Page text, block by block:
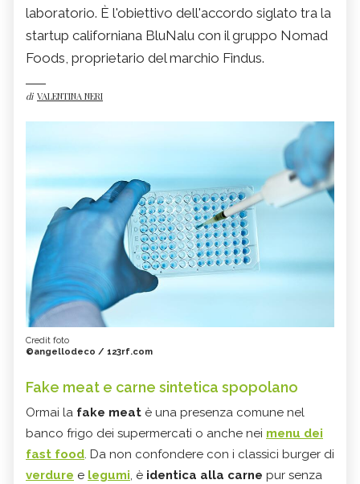
laboratorio. È l'obiettivo dell'accordo siglato tra la
startup californiana BluNalu con il gruppo Nomad
Foods, proprietario del marchio Findus.
di VALENTINA NERI
Credit foto
©angellodeco / 123rf.com
Fake meat e carne sintetica spopolano
Ormai la fake meat è una presenza comune nel
banco frigo dei supermercati o anche nei menu dei
fast food. Da non confondere con i classici burger di
verdure e legumi, è identica alla carne pur senza